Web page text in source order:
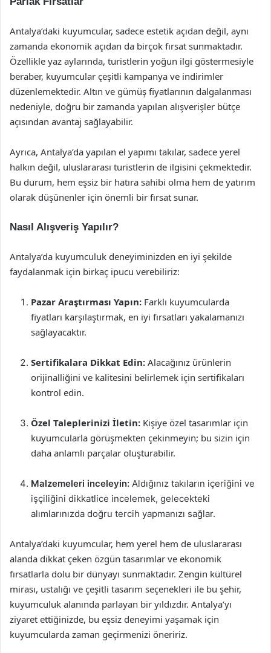
Antalya’daki kuyumcular, sadece estetik açıdan değil, aynı
zamanda ekonomik açıdan da birçok fırsat sunmaktadır.
Özellikle yaz aylarında, turistlerin yoğun ilgi göstermesiyle
beraber, kuyumcular çeşitli kampanya ve indirimler
düzenlemektedir. Altın ve gümüş fiyatlarının dalgalanması
nedeniyle, doğru bir zamanda yapılan alışverişler bütçe
açısından avantaj sağlayabilir.
Ayrıca, Antalya’da yapılan el yapımı takılar, sadece yerel
halkın değil, uluslararası turistlerin de ilgisini çekmektedir.
Bu durum, hem eşsiz bir hatıra sahibi olma hem de yatırım
olarak düşünenler için önemli bir fırsat sunar.
Nasıl Alışveriş Yapılır?
Antalya’da kuyumculuk deneyiminizden en iyi şekilde
faydalanmak için birkaç ipucu verebiliriz:
Pazar Araştırması Yapın: Farklı kuyumcularda
fiyatları karşılaştırmak, en iyi fırsatları yakalamanızı
sağlayacaktır.
Sertifikalara Dikkat Edin: Alacağınız ürünlerin
orijinalliğini ve kalitesini belirlemek için sertifikaları
kontrol edin.
Özel Taleplerinizi İletin: Kişiye özel tasarımlar için
kuyumcularla görüşmekten çekinmeyin; bu sizin için
daha anlamlı parçalar oluşturabilir.
Malzemeleri inceleyin: Aldığınız takıların içeriğini ve
işçiliğini dikkatlice incelemek, gelecekteki
alımlarınızda doğru tercih yapmanızı sağlar.
Antalya’daki kuyumcular, hem yerel hem de uluslararası
alanda dikkat çeken özgün tasarımlar ve ekonomik
fırsatlarla dolu bir dünyayı sunmaktadır. Zengin kültürel
mirası, ustalığı ve çeşitli tasarım seçenekleri ile bu şehir,
kuyumculuk alanında parlayan bir yıldızdır. Antalya’yı
ziyaret ettiğinizde, bu eşsiz deneyimi yaşamak için
kuyumcularda zaman geçirmenizi öneririz.